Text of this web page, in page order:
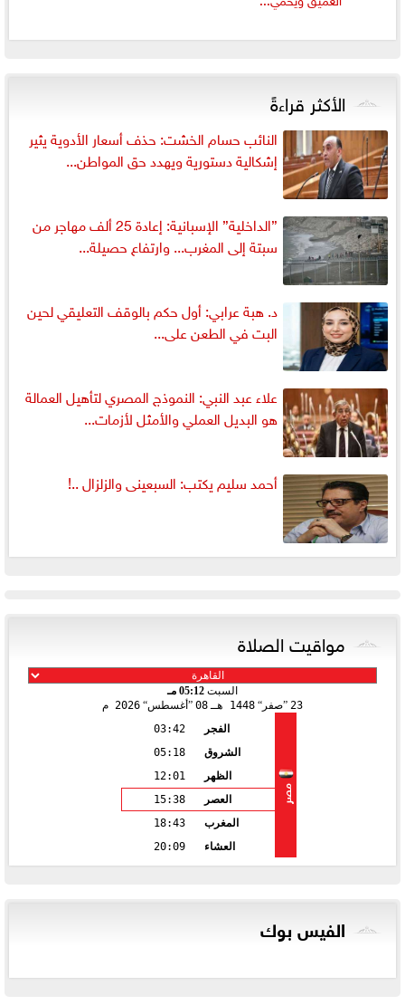
الأكثر قراءةً
النائب حسام الخشت: حذف أسعار الأدوية يثير
إشكالية دستورية ويهدد حق المواطن...
”الداخلية” الإسبانية: إعادة 25 ألف مهاجر من
سبتة إلى المغرب... وارتفاع حصيلة...
د. هبة عرابي: أول حكم بالوقف التعليقي لحين
البت في الطعن على...
علاء عبد النبي: النموذج المصري لتأهيل العمالة
هو البديل العملي والأمثل لأزمات...
أحمد سليم يكتب: السبعينى والزلزال ..!
مواقيت الصلاة
السبت 05:12 مـ
23
صفر 1448 هـ 08 أغسطس 2026 م
مصر
الفجر
03:42
الشروق
05:18
الظهر
12:01
العصر
15:38
المغرب
18:43
العشاء
20:09
الفيس بوك